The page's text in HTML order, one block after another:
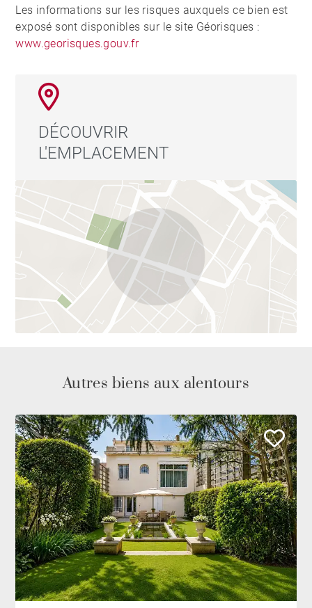
Les informations sur les risques auxquels ce bien est
exposé sont disponibles sur le site Géorisques :
www.georisques.gouv.fr
DÉCOUVRIR
L'EMPLACEMENT
Autres biens aux alentours